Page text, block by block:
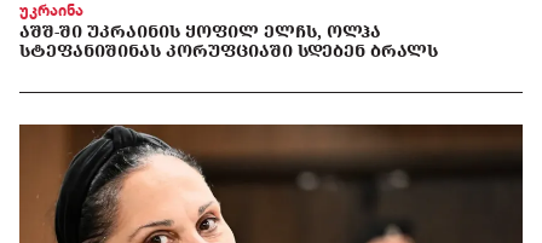
უკრაინა
ᲐᲨᲨ-ᲨᲘ ᲣᲙᲠᲐᲘᲜᲘᲡ ᲧᲝᲤᲘᲚ ᲔᲚᲩᲡ, ᲝᲚᲰᲐ
ᲡᲢᲔᲤᲐᲜᲘᲨᲘᲜᲐᲡ ᲙᲝᲠᲣᲤᲪᲘᲐᲨᲘ ᲡᲓᲔᲑᲔᲜ ᲑᲠᲐᲚᲡ